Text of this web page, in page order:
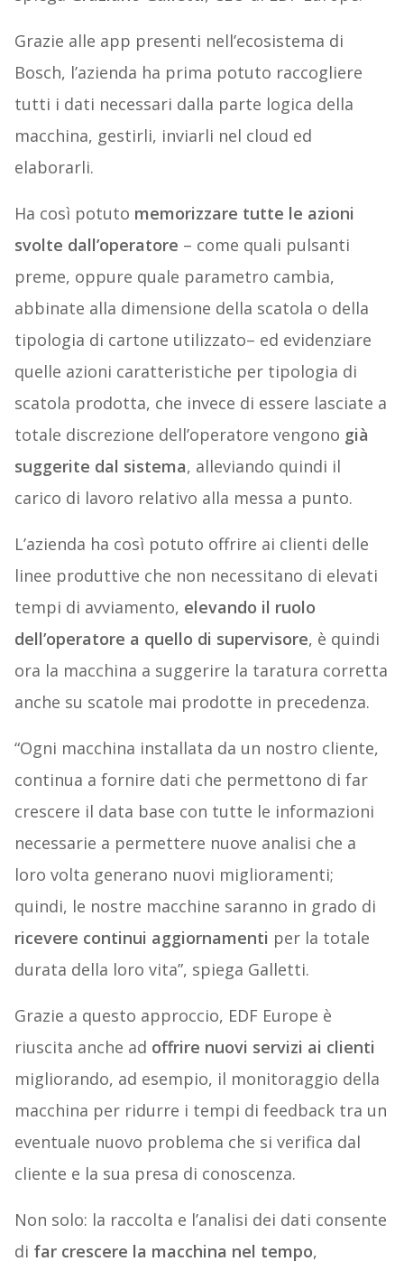
Grazie alle app presenti nell’ecosistema di
Bosch, l’azienda ha prima potuto raccogliere
tutti i dati necessari dalla parte logica della
macchina, gestirli, inviarli nel cloud ed
elaborarli.
Ha così potuto memorizzare tutte le azioni
svolte dall’operatore – come quali pulsanti
preme, oppure quale parametro cambia,
abbinate alla dimensione della scatola o della
tipologia di cartone utilizzato– ed evidenziare
quelle azioni caratteristiche per tipologia di
scatola prodotta, che invece di essere lasciate a
totale discrezione dell’operatore vengono già
suggerite dal sistema, alleviando quindi il
carico di lavoro relativo alla messa a punto.
L’azienda ha così potuto offrire ai clienti delle
linee produttive che non necessitano di elevati
tempi di avviamento, elevando il ruolo
dell’operatore a quello di supervisore, è quindi
ora la macchina a suggerire la taratura corretta
anche su scatole mai prodotte in precedenza.
“Ogni macchina installata da un nostro cliente,
continua a fornire dati che permettono di far
crescere il data base con tutte le informazioni
necessarie a permettere nuove analisi che a
loro volta generano nuovi miglioramenti;
quindi, le nostre macchine saranno in grado di
ricevere continui aggiornamenti per la totale
durata della loro vita”, spiega Galletti.
Grazie a questo approccio, EDF Europe è
riuscita anche ad offrire nuovi servizi ai clienti
migliorando, ad esempio, il monitoraggio della
macchina per ridurre i tempi di feedback tra un
eventuale nuovo problema che si verifica dal
cliente e la sua presa di conoscenza.
Non solo: la raccolta e l’analisi dei dati consente
di far crescere la macchina nel tempo,